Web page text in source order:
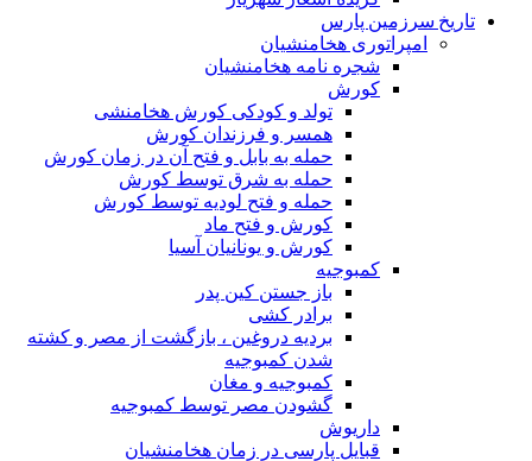
تاریخ سرزمین پارس
امپراتوری هخامنشیان
شجره نامه هخامنشیان
کورش
تولد و کودکی کورش هخامنشی
همسر و فرزندان کورش
حمله به بابل و فتح آن در زمان کورش
حمله به شرق توسط کورش
حمله و فتح لودیه توسط کورش
کورش و فتح ماد
کورش و یونانیان آسیا
کمبوجیه
باز جستن کین پدر
برادر کشی
بردیه دروغین ، بازگشت از مصر و کشته
شدن کمبوجیه
کمبوجیه و مغان
گشودن مصر توسط کمبوجیه
داریوش
قبایل پارسی در زمان هخامنشیان